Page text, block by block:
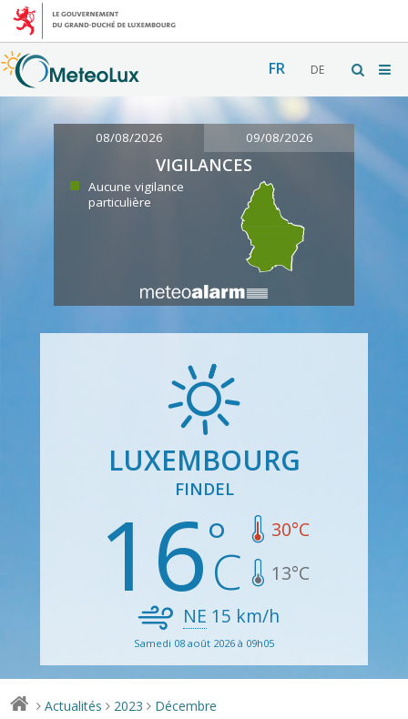
FR DE
08/08/2026 09/08/2026
VIGILANCES
Aucune vigilance
particulière
LUXEMBOURG
FINDEL
16 30°C
13°C
NE 15 km/h
Samedi 08 août 2026 à 09h05
> Actualités > 2023 > Décembre